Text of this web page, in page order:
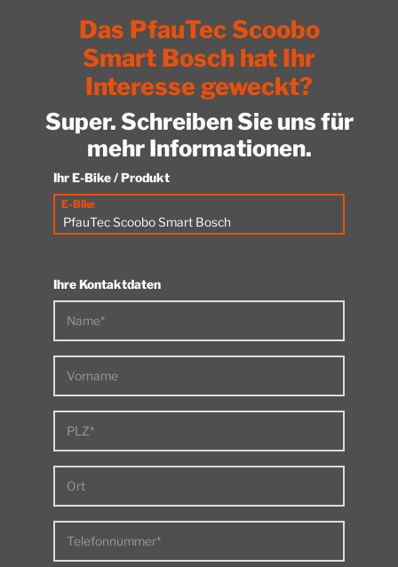
Produkt
kennenlernen
Das PfauTec Scoobo
Smart Bosch hat Ihr
Interesse geweckt?
Super. Schreiben Sie uns für
mehr Informationen.
Ihr E-Bike / Produkt
E-Bike
Ihre Kontaktdaten
Name*
Vorname
PLZ*
Ort
Telefonnummer*